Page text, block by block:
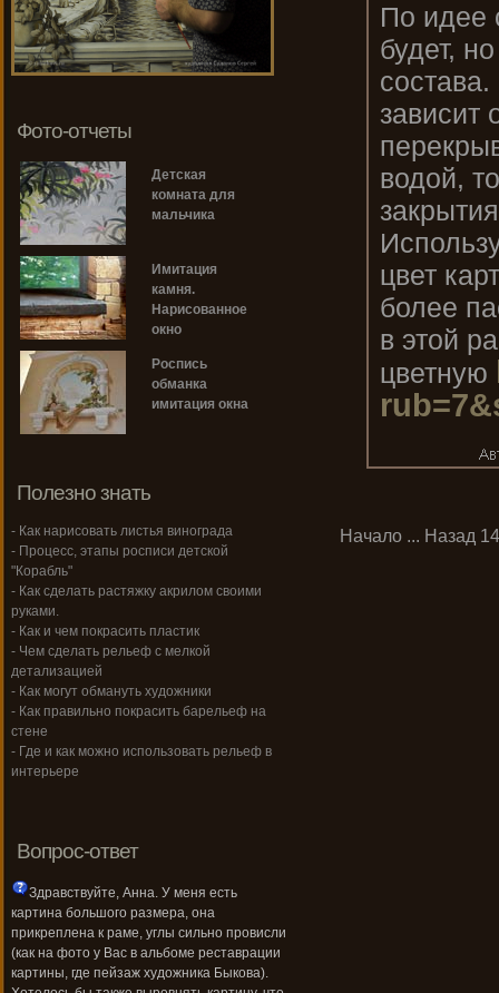
По идее
будет,
зависит
водой,
цвет
более
в этой
цветную
Начало ... Назад
Фото-отчеты
Детская
комната для
мальчика
Имитация
камня.
Нарисованное
окно
Роспись
обманка
имитация окна
Полезно знать
- Как нарисовать листья винограда
- Процесс, этапы росписи детской
"Корабль"
- Как сделать растяжку акрилом своими
руками.
- Как и чем покрасить пластик
- Чем сделать рельеф с мелкой
детализацией
- Как могут обмануть художники
- Как правильно покрасить барельеф на
стене
- Где и как можно использовать рельеф в
интерьере
Вопрос-ответ
Здравствуйте, Анна. У меня есть
картина большого размера, она
прикреплена к раме, углы сильно провисли
(как на фото у Вас в альбоме реставрации
картины, где пейзаж художника Быкова).